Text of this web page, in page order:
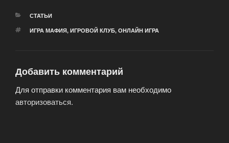
РУБРИКИ
СТАТЬИ
МЕТКИ
ИГРА МАФИЯ, ИГРОВОЙ КЛУБ, ОНЛАЙН ИГРА
Добавить комментарий
Для отправки комментария вам необходимо
авторизоваться.